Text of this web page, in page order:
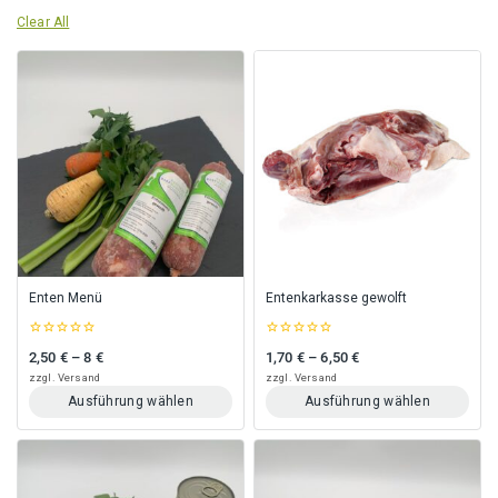
Clear All
Enten Menü
out
of
2,50 € –8 €Preisspanne: 2,50 € bis 8 €
zzgl. Versand
Ausführung wählen
Dieses
Entenkarkasse gewolft
out
of
1,70 € –6,50€Preisspanne: 1,70 € bis 6,50 €
zzgl. Versand
Ausführung wählen
Dieses